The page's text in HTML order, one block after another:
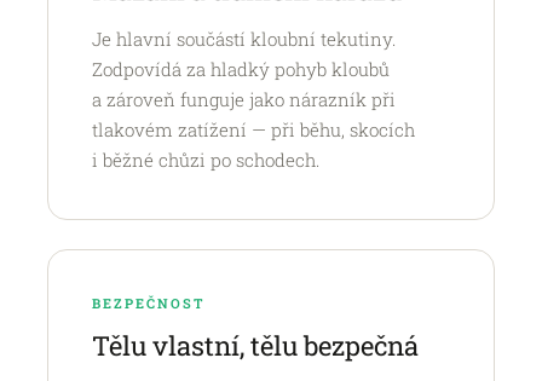
Je hlavní součástí kloubní tekutiny.
Zodpovídá za hladký pohyb kloubů
a zároveň funguje jako nárazník při
tlakovém zatížení — při běhu, skocích
i běžné chůzi po schodech.
BEZPEČNOST
Tělu vlastní, tělu bezpečná